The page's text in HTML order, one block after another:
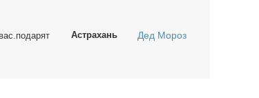
Астрахань Дед Мороз